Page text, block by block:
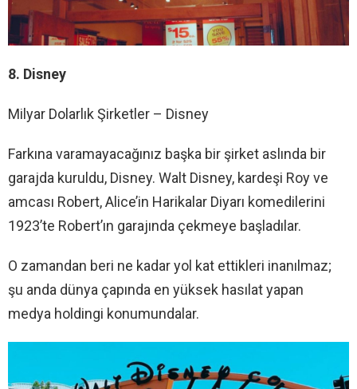
8. Disney
Milyar Dolarlık Şirketler – Disney
Farkına varamayacağınız başka bir şirket aslında bir
garajda kuruldu, Disney. Walt Disney, kardeşi Roy ve
amcası Robert, Alice’in Harikalar Diyarı komedilerini
1923’te Robert’ın garajında ​​çekmeye başladılar.
O zamandan beri ne kadar yol kat ettikleri inanılmaz;
şu anda dünya çapında en yüksek hasılat yapan
medya holdingi konumundalar.